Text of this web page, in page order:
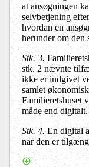
at ansøgningen
selvbetjening
hvordan en
herunder om
Stk. 3.
stk. 2 nævnte
ikke er indgivet
samlet
Familieretshuset
måde end digitalt.
Stk. 4.En digital
når den er